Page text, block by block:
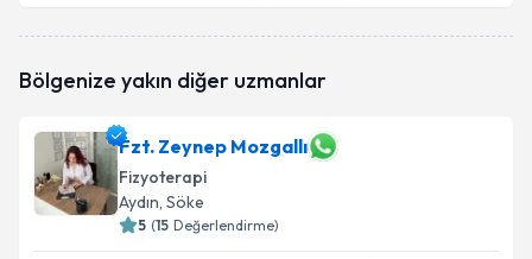
Bölgenize yakın diğer uzmanlar
Fzt. Zeynep Mozgallı
Fizyoterapi
Aydın, Söke
5 (15 Değerlendirme)